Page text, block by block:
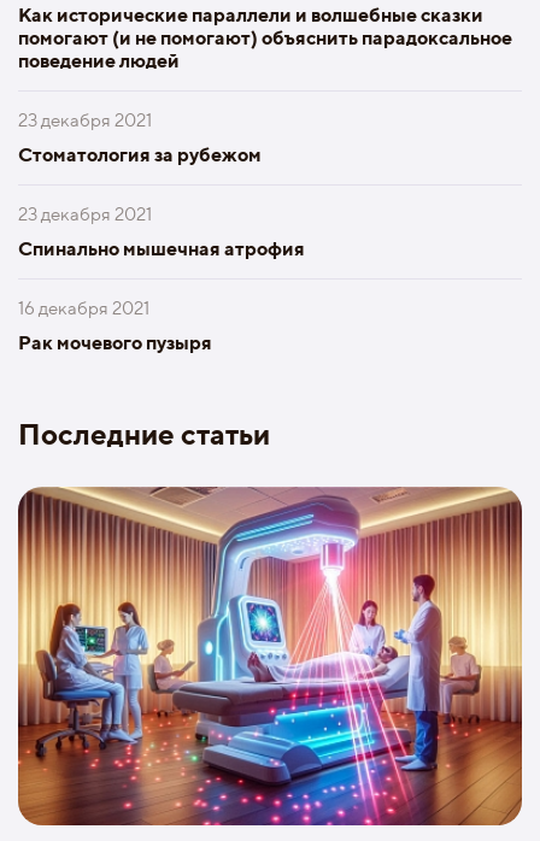
Как исторические параллели и волшебные сказки
помогают (и не помогают) объяснить парадоксальное
поведение людей
23 декабря 2021
Стоматология за рубежом
23 декабря 2021
Спинально мышечная атрофия
16 декабря 2021
Рак мочевого пузыря
Последние статьи